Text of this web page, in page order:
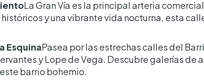
La Gran Vía es la principal arteria
y una vibrante vida nocturna, esta
EsquinaPasea por las estrechas calles del
y Lope de Vega. Descubre galerías de
barrio bohemio.